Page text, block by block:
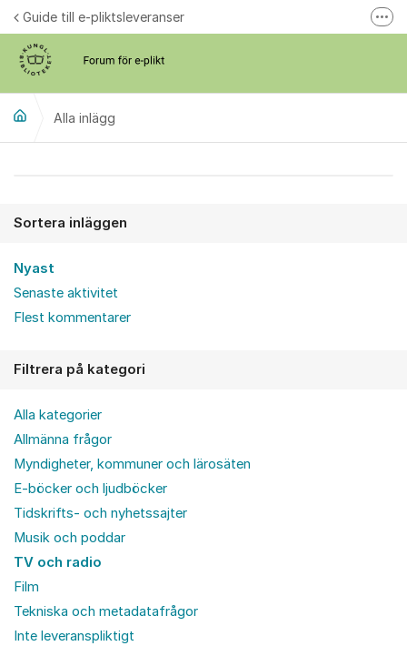
Hoppa till innehåll
Guide till e-pliktsleveranser
Alla inlägg
Sortera inläggen
Nyast
Senaste aktivitet
Flest kommentarer
Filtrera på kategori
Alla kategorier
Allmänna frågor
Myndigheter, kommuner och lärosäten
E-böcker och ljudböcker
Tidskrifts- och nyhetssajter
Musik och poddar
TV och radio
Film
Tekniska och metadatafrågor
Inte leveranspliktigt